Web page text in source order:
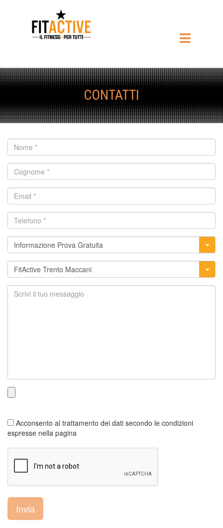
CONTATTI
Acconsento al trattamento dei dati secondo le condizioni
espresse nella pagina
Invia